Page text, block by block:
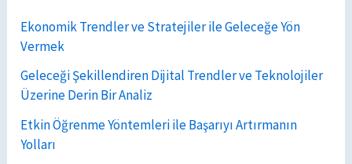
Ekonomik Trendler ve Stratejiler ile Geleceğe Yön
Vermek
Geleceği Şekillendiren Dijital Trendler ve Teknolojiler
Üzerine Derin Bir Analiz
Etkin Öğrenme Yöntemleri ile Başarıyı Artırmanın
Yolları